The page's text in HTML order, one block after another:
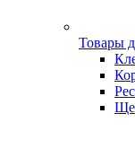
Товары